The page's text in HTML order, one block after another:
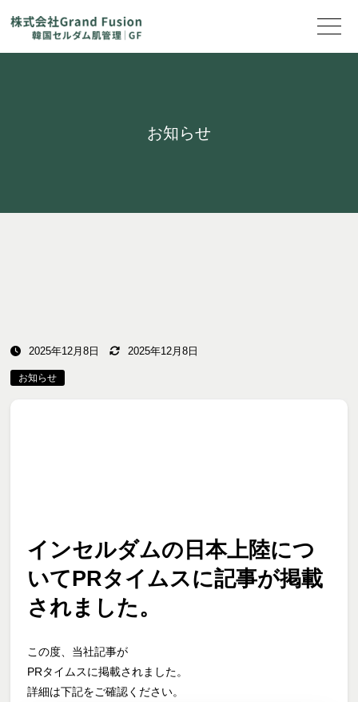
お知らせ
2025年12月8日 2025年12月8日
お知らせ
インセルダムの日本上陸につ
いてPRタイムスに記事が掲載
されました。
この度、当社記事が
PRタイムスに掲載されました。
詳細は下記をご確認ください。